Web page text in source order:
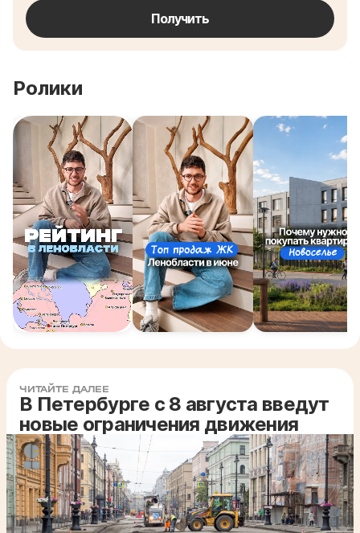
Получить
Ролики
ЧИТАЙТЕ ДАЛЕЕ
В Петербурге с 8 августа введут
новые ограничения движения